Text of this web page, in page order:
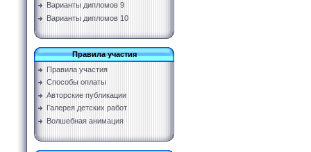
Варианты дипломов 9
Варианты дипломов 10
Правила участия
Правила участия
Способы оплаты
Авторские публикации
Галерея детских работ
Волшебная анимация